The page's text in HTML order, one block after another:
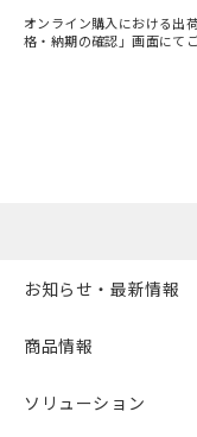
オンライン購入における出
格・納期の確認」画面にて
お知らせ・最新情報
商品情報
ソリューション